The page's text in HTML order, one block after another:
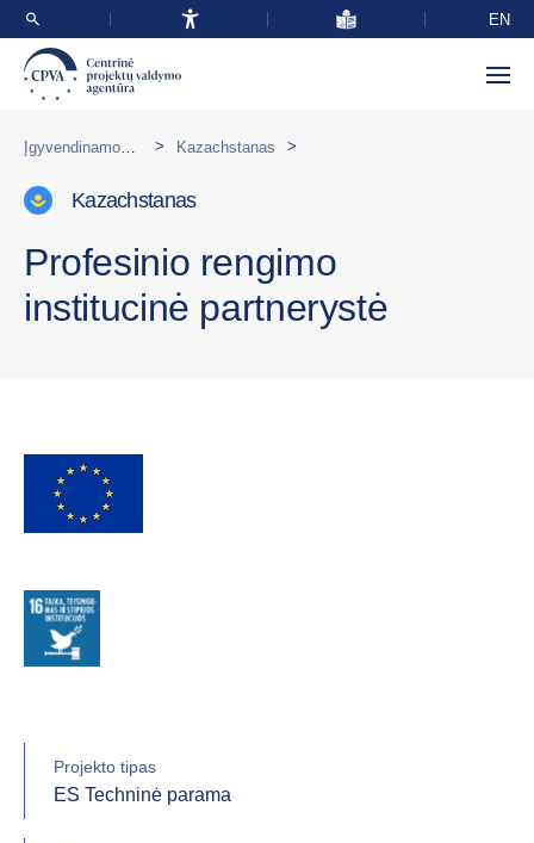
EN
> Kazachstanas >
Kazachstanas
Profesinio rengimo
institucinė partnerystė
Projekto tipas
ES Techninė parama